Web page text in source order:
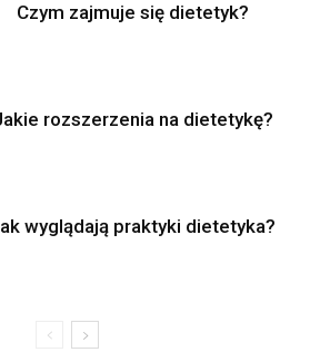
Czym zajmuje się dietetyk?
rozszerzenia na dietetykę?
wyglądają praktyki dietetyka?